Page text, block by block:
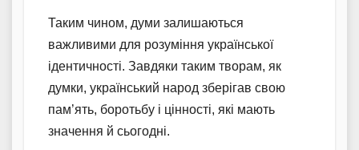
Таким чином, думи залишаються
важливими для розуміння української
ідентичності. Завдяки таким творам, як
думки, український народ зберігав свою
пам’ять, боротьбу і цінності, які мають
значення й сьогодні.